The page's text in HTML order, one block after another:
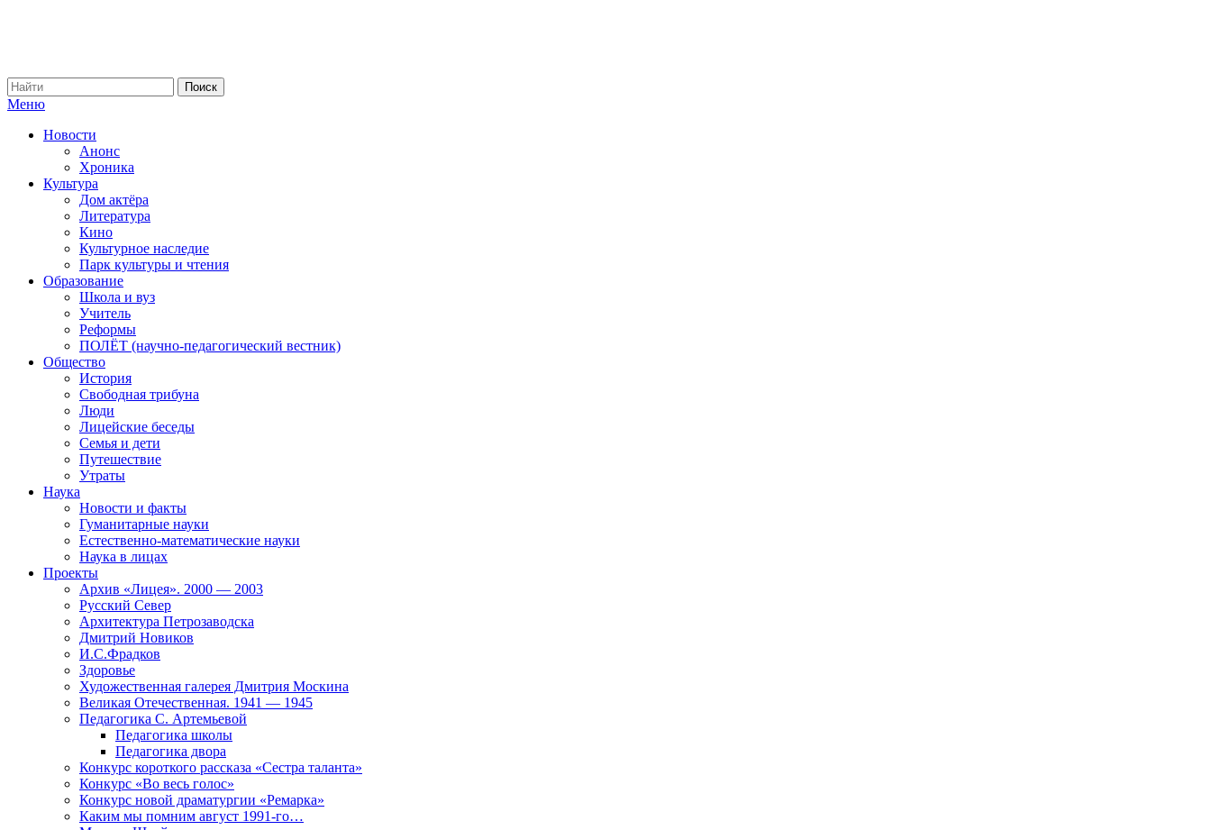
Меню
Новости
Анонс
Хроника
Культура
Дом актёра
Литература
Кино
Культурное наследие
Парк культуры и чтения
Образование
Школа и вуз
Учитель
Реформы
ПОЛЁТ (научно-педагогический вестник)
Общество
История
Свободная трибуна
Люди
Лицейские беседы
Семья и дети
Путешествие
Утраты
Наука
Новости и факты
Гуманитарные науки
Естественно-математические науки
Наука в лицах
Проекты
Архив «Лицея». 2000 — 2003
Русский Север
Архитектура Петрозаводска
Дмитрий Новиков
И.С.Фрадков
Здоровье
Художественная галерея Дмитрия Москина
Великая Отечественная. 1941 — 1945
Педагогика С. Артемьевой
Педагогика школы
Педагогика двора
Конкурс короткого рассказа «Сестра таланта»
Конкурс «Во весь голос»
Конкурс новой драматургии «Ремарка»
Каким мы помним август 1991-го…